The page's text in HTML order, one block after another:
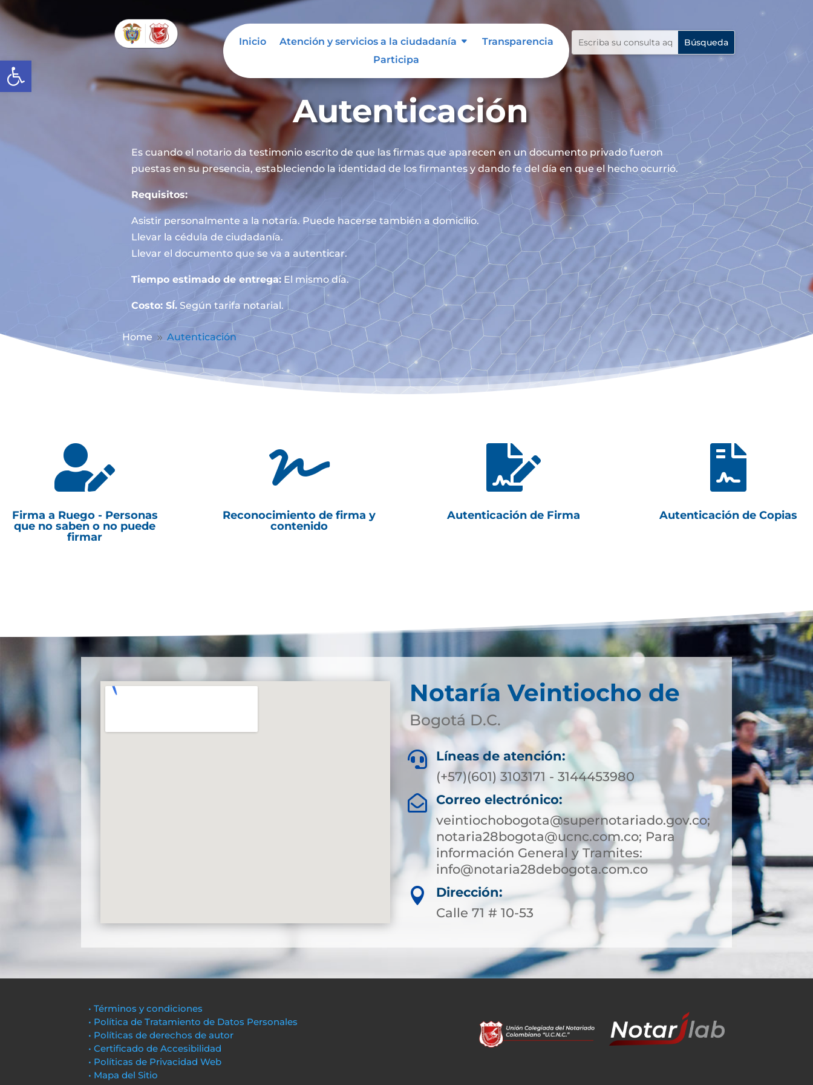
Abrir barra de herramientas
Inicio Atención y servicios a la ciudadanía
Transparencia
Participa
Autenticación
Es cuando el notario da testimonio escrito de que las firmas que aparecen en un documento privado fueron
puestas en su presencia, estableciendo la identidad de los firmantes y dando fe del día en que el hecho ocurrió.
Requisitos:
Asistir personalmente a la notaría. Puede hacerse también a domicilio.
Llevar la cédula de ciudadanía.
Llevar el documento que se va a autenticar.
Tiempo estimado de entrega:El mismo día.
Costo: SÍ.Según tarifa notarial.
Home 9 Autenticación

Firma a Ruego - Personas
que no saben o no puede
firmar

Reconocimiento de firma y
contenido

Autenticación de Firma

Autenticación de Copias
Notaría Veintiocho de
Bogotá D.C.

Líneas de atención:
(+57)(601) 3103171 - 3144453980

Correo electrónico:
veintiochobogota@supernotariado.gov.co;
notaria28bogota@ucnc.com.co; Para
información General y Tramites:
info@notaria28debogota.com.co

Dirección:
Calle 71 # 10-53
• Términos y condiciones
• Política de Tratamiento de Datos Personales
• Políticas de derechos de autor
• Certificado de Accesibilidad
• Políticas de Privacidad Web
• Mapa del Sitio